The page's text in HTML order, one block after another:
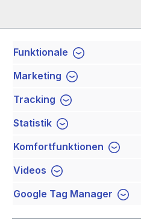
Service-Hotline
Shop Service
Newsletter
Funktionale
Marketing
Tracking
Statistik
Komfortfunktionen
Videos
Google Tag Manager